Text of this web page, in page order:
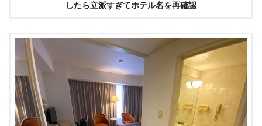
したら立派すぎてホテル名を再確認